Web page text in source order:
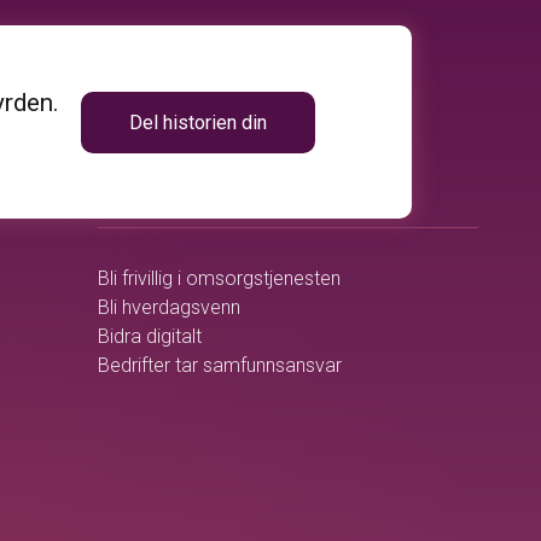
Del historien din
Bli frivillig i omsorgstjenesten
Bli hverdagsvenn
Bidra digitalt
Bedrifter tar samfunnsansvar